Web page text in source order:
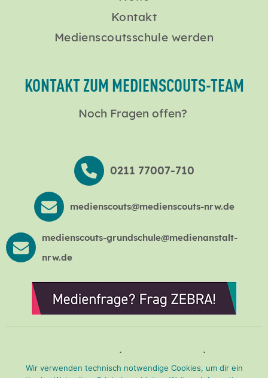
Kontakt
Medienscoutsschule werden
KONTAKT ZUM MEDIENSCOUTS-TEAM
Noch Fragen offen?
0211 77007-710
medienscouts@medienscouts-nrw.de
medienscouts-grundschule@medienanstalt-
nrw.de
Wir verwenden technisch notwendige Cookies, um dir ein